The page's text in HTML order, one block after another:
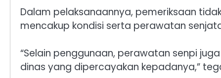
Dalam pelaksanaannya, pemeriksaan
mencakup kondisi serta perawatan
“Selain penggunaan, perawatan senpi
dinas yang dipercayakan kepadanya,”